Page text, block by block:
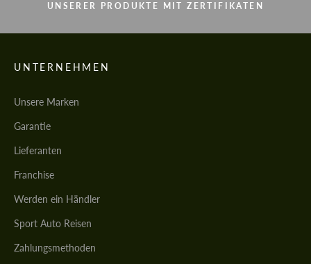
UNSERER PRODUKTE MIT ZERTIFIKATEN
UNTERNEHMEN
Unsere Marken
Garantie
Lieferanten
Franchise
Werden ein Händler
Sport Auto Reisen
Zahlungsmethoden